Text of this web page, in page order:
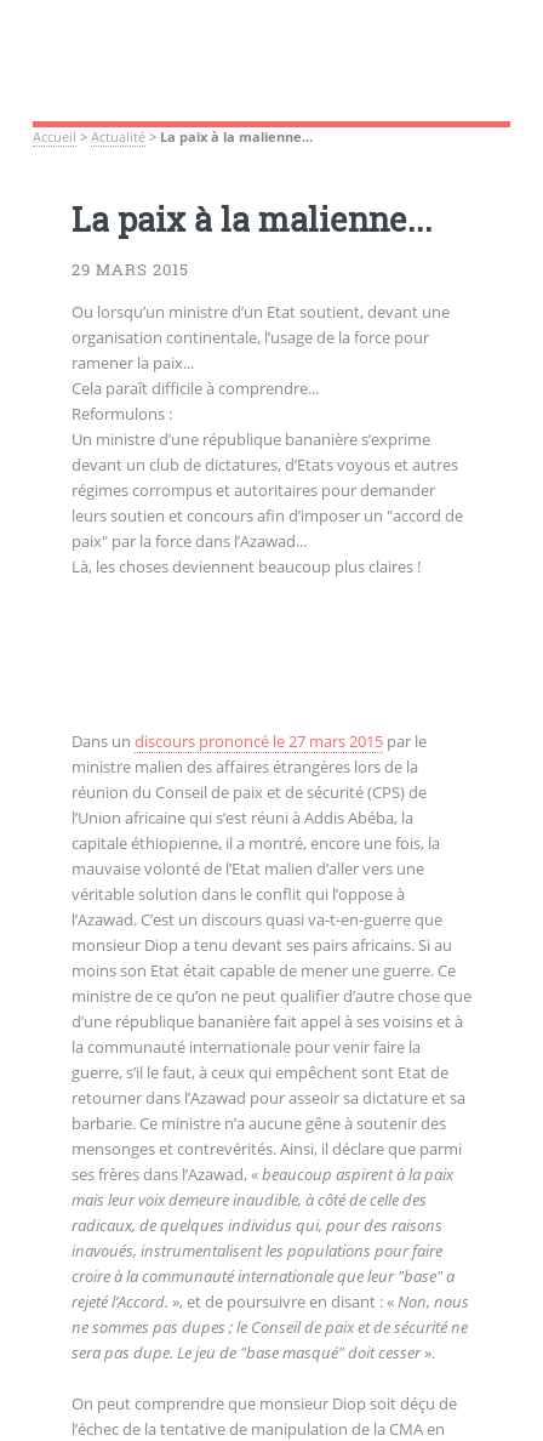
Accueil > Actualité> La paix à la malienne...
La paix à la malienne...
29 MARS 2015
Ou lorsqu’un ministre d’un Etat soutient, devant une
organisation continentale, l’usage de la force pour
ramener la paix...
Cela paraît difficile à comprendre...
Reformulons :
Un ministre d’une république bananière s’exprime
devant un club de dictatures, d’Etats voyous et autres
régimes corrompus et autoritaires pour demander
leurs soutien et concours afin d’imposer un "accord de
paix" par la force dans l’Azawad...
Là, les choses deviennent beaucoup plus claires !
Dans un discours prononcé le 27 mars 2015par le
ministre malien des affaires étrangères lors de la
réunion du Conseil de paix et de sécurité (CPS) de
l’Union africaine qui s’est réuni à Addis Abéba, la
capitale éthiopienne, il a montré, encore une fois, la
mauvaise volonté de l’Etat malien d’aller vers une
véritable solution dans le conflit qui l’oppose à
l’Azawad. C’est un discours quasi va-t-en-guerre que
monsieur Diop a tenu devant ses pairs africains. Si au
moins son Etat était capable de mener une guerre. Ce
ministre de ce qu’on ne peut qualifier d’autre chose que
d’une république bananière fait appel à ses voisins et à
la communauté internationale pour venir faire la
guerre, s’il le faut, à ceux qui empêchent sont Etat de
retourner dans l’Azawad pour asseoir sa dictature et sa
barbarie. Ce ministre n’a aucune gêne à soutenir des
mensonges et contrevérités. Ainsi, il déclare que parmi
ses frères dans l’Azawad, «beaucoup aspirent à la paix
mais leur voix demeure inaudible, à côté de celle des
radicaux, de quelques individus qui, pour des raisons
inavoués, instrumentalisent les populations pour faire
croire à la communauté internationale que leur "base" a
rejeté l’Accord. », et de poursuivre en disant : «Non, nous
ne sommes pas dupes ; le Conseil de paix et de sécurité ne
sera pas dupe. Le jeu de "base masqué" doit cesser».
On peut comprendre que monsieur Diop soit déçu de
l’échec de la tentative de manipulation de la CMA en